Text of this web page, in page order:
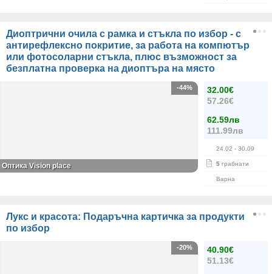
Диоптрични очила с рамка и стъкла по избор - с
антирефлексно покритие, за работа на компютър
или фотосоларни стъкла, плюс възможност за
безплатна проверка на диоптъра на място
32.00€
57.26€
62.59лв
111.99лв
24.02 - 30.09
5 грабнати
Варна
-44%
Оптика Vision place
Лукс и красота: Подаръчна картичка за продукти
по избор
40.90€
51.13€
-20%